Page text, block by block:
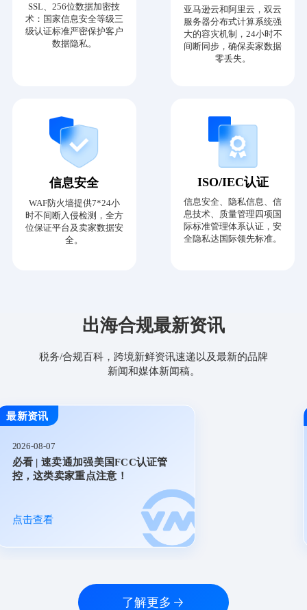
SSL、256位数据加密技
术：国家信息安全等级三
级认证标准严密保护客户
数据隐私。
亚马逊云和阿里云，双云
服务器分布式计算系统强
大的容灾机制，24小时不
间断同步，确保卖家数据
零丢失。
信息安全
WAF防火墙提供7*24小
时不间断入侵检测，全方
位保证平台及卖家数据安
全。
ISO/IEC认证
信息安全、隐私信息、信
息技术、质量管理四项国
际标准管理体系认证，安
全隐私达国际领先标准。
出海合规最新资讯
税务/合规百科，跨境新鲜资讯速递以及最新的品牌
新闻和媒体新闻稿。
最新资讯
2026-08-07
必看 | 速卖通加强美国FCC认证管
控，这类卖家重点注意！
点击查看
了解更多